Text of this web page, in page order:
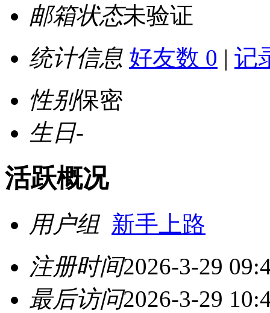
邮箱状态未验证
统计信息 好友数 0 | 记
性别保密
生日-
活跃概况
用户组 新手上路
注册时间2026-3-29
最后访问2026-3-29